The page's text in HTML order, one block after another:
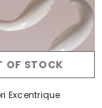
OF STOCK
Excentrique